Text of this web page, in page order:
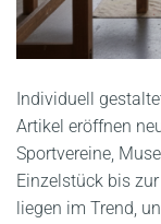
Individuell
Artikel eröffnen
Sportvereine,
Einzelstück bis
liegen im Trend,